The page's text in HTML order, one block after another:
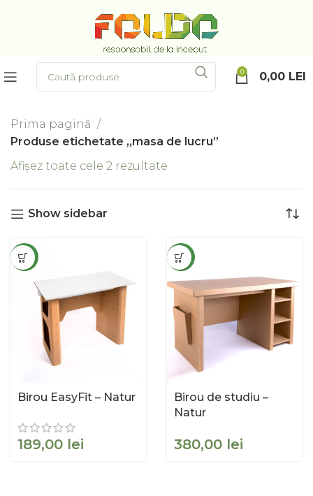
0 0,00 LEI
Prima pagină
Produse etichetate „masa de lucru”
Afișez toate cele 2 rezultate
Show sidebar
NEW
Birou EasyFit – Natur
lei
NEW
Birou de studiu –
Natur
lei